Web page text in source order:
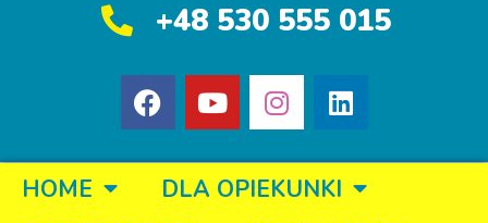
+48 530 555 015
HOME
DLA OPIEKUNKI